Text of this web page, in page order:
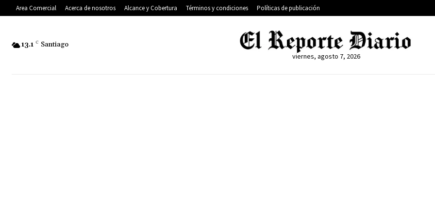
Area Comercial Acerca de nosotros Alcance y Cobertura Términos y condiciones Políticas de publicación
13.1 C Santiago
viernes, agosto 7, 2026